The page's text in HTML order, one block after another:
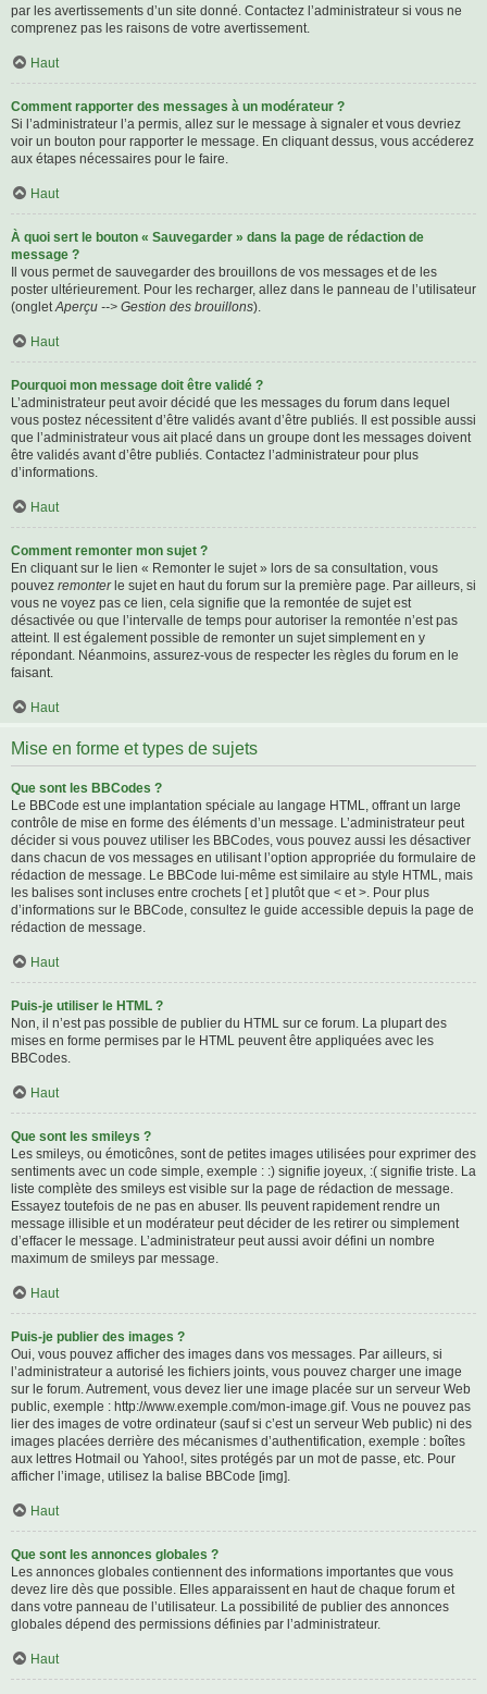
par les avertissements d’un site donné. Contactez l’administrateur si vous ne
comprenez pas les raisons de votre avertissement.
Haut
Comment rapporter des messages à un modérateur ?
Si l’administrateur l’a permis, allez sur le message à signaler et vous devriez
voir un bouton pour rapporter le message. En cliquant dessus, vous accéderez
aux étapes nécessaires pour le faire.
Haut
À quoi sert le bouton « Sauvegarder » dans la page de rédaction de
message ?
Il vous permet de sauvegarder des brouillons de vos messages et de les
poster ultérieurement. Pour les recharger, allez dans le panneau de l’utilisateur
(ongletAperçu --> Gestion des brouillons).
Haut
Pourquoi mon message doit être validé ?
L’administrateur peut avoir décidé que les messages du forum dans lequel
vous postez nécessitent d’être validés avant d’être publiés. Il est possible aussi
que l’administrateur vous ait placé dans un groupe dont les messages doivent
être validés avant d’être publiés. Contactez l’administrateur pour plus
d’informations.
Haut
Comment remonter mon sujet ?
En cliquant sur le lien « Remonter le sujet » lors de sa consultation, vous
pouvez remonterle sujet en haut du forum sur la première page. Par ailleurs, si
vous ne voyez pas ce lien, cela signifie que la remontée de sujet est
désactivée ou que l’intervalle de temps pour autoriser la remontée n’est pas
atteint. Il est également possible de remonter un sujet simplement en y
répondant. Néanmoins, assurez-vous de respecter les règles du forum en le
faisant.
Haut
Mise en forme et types de sujets
Que sont les BBCodes ?
Le BBCode est une implantation spéciale au langage HTML, offrant un large
contrôle de mise en forme des éléments d’un message. L’administrateur peut
décider si vous pouvez utiliser les BBCodes, vous pouvez aussi les désactiver
dans chacun de vos messages en utilisant l’option appropriée du formulaire de
rédaction de message. Le BBCode lui-même est similaire au style HTML, mais
les balises sont incluses entre crochets [ et ] plutôt que < et >. Pour plus
d’informations sur le BBCode, consultez le guide accessible depuis la page de
rédaction de message.
Haut
Puis-je utiliser le HTML ?
Non, il n’est pas possible de publier du HTML sur ce forum. La plupart des
mises en forme permises par le HTML peuvent être appliquées avec les
BBCodes.
Haut
Que sont les smileys ?
Les smileys, ou émoticônes, sont de petites images utilisées pour exprimer des
sentiments avec un code simple, exemple : :) signifie joyeux, :( signifie triste. La
liste complète des smileys est visible sur la page de rédaction de message.
Essayez toutefois de ne pas en abuser. Ils peuvent rapidement rendre un
message illisible et un modérateur peut décider de les retirer ou simplement
d’effacer le message. L’administrateur peut aussi avoir défini un nombre
maximum de smileys par message.
Haut
Puis-je publier des images ?
Oui, vous pouvez afficher des images dans vos messages. Par ailleurs, si
l’administrateur a autorisé les fichiers joints, vous pouvez charger une image
sur le forum. Autrement, vous devez lier une image placée sur un serveur Web
public, exemple : http://www.exemple.com/mon-image.gif. Vous ne pouvez pas
lier des images de votre ordinateur (sauf si c’est un serveur Web public) ni des
images placées derrière des mécanismes d’authentification, exemple : boîtes
aux lettres Hotmail ou Yahoo!, sites protégés par un mot de passe, etc. Pour
afficher l’image, utilisez la balise BBCode [img].
Haut
Que sont les annonces globales ?
Les annonces globales contiennent des informations importantes que vous
devez lire dès que possible. Elles apparaissent en haut de chaque forum et
dans votre panneau de l’utilisateur. La possibilité de publier des annonces
globales dépend des permissions définies par l’administrateur.
Haut